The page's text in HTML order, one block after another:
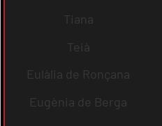
Tiana
Teià
Eulàlia de Ronçana
Eugènia de Berga